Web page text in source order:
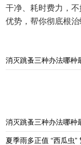
干净、耗时费力，
优势，帮你彻底根
消灭跳蚤三种办法哪种
消灭跳蚤三种办法哪种
夏季雨多正值 “西瓜虫”